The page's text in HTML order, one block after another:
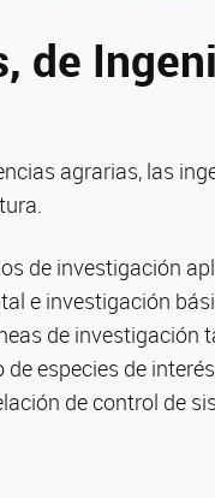
de
agrarias, las
de investigación
e investigación
de investigación
especies de
de control de